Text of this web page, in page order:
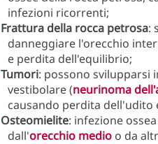
infezioni ricorrenti;
Frattura della rocca petrosa:
danneggiare l'orecchio
e perdita dell'equilibrio;
Tumori: possono svilupparsi
vestibolare (neurinoma
causando perdita
Osteomielite: infezione
dall'orecchio medio o da